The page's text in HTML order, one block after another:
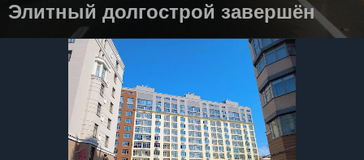
Элитный долгострой завершён